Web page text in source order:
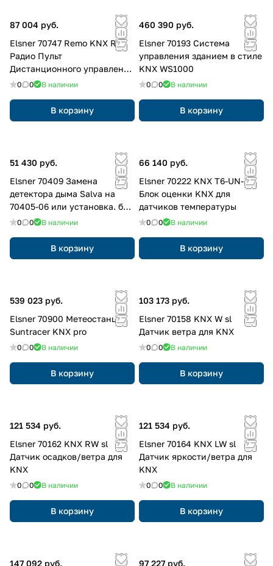
87 004 руб.
Elsner 70747 Remo KNX RF
Радио Пульт
Дистанционного управления
для KNX RF
0 0 В наличии
В корзину
460 390 руб.
Elsner 70193 Система
управления зданием в стиле
KNX WS1000
0 0 В наличии
В корзину
51 430 руб.
Elsner 70409 Замена
детектора дыма Salva на
70405-06 или установка. без
KNX
0 0 В наличии
В корзину
66 140 руб.
Elsner 70222 KNX T6-UN-B4
Блок оценки KNX для
датчиков температуры
0 0 В наличии
В корзину
539 023 руб.
Elsner 70900 Метеостанция
Suntracer KNX pro
0 0 В наличии
В корзину
103 173 руб.
Elsner 70158 KNX W sl
Датчик ветра для KNX
0 0 В наличии
В корзину
121 534 руб.
Elsner 70162 KNX RW sl
Датчик осадков/ветра для
KNX
0 0 В наличии
В корзину
121 534 руб.
Elsner 70164 KNX LW sl
Датчик яркости/ветра для
KNX
0 0 В наличии
В корзину
147 092 руб. 97 227 руб.